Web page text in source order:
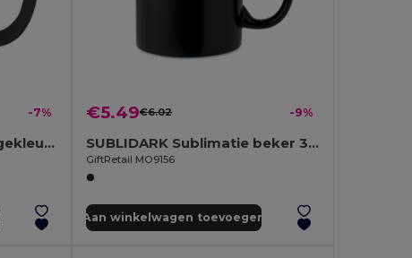
-7%
DUBLIN COLOUR Matte gekleurde mok 300 ml
€5.49€6.02 -9%
SUBLIDARK Sublimatie beker 300ml
GiftRetail MO9156
Aan winkelwagen toevoegen